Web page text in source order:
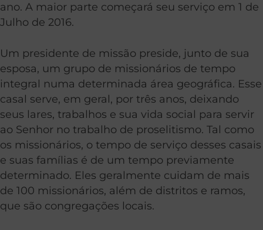
ano. A maior parte começará seu serviço em 1 de
Julho de 2016.
Um presidente de missão preside, junto de sua
esposa, um grupo de missionários de tempo
integral numa determinada área geográfica. Esse
casal serve, em geral, por três anos, deixando
seus lares, trabalhos e sua vida social para servir
ao Senhor no trabalho de proselitismo. Tal como
os missionários, o tempo de serviço desses casais
e suas famílias é de um tempo previamente
determinado. Eles geralmente cuidam de mais
de 100 missionários, além de distritos e ramos,
que são congregações locais.